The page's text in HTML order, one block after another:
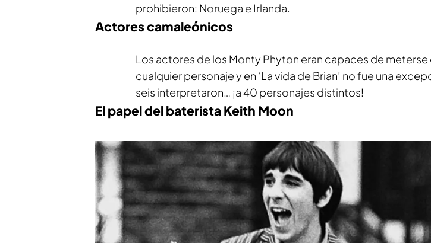
prohibieron: Noruega e Irlanda.
Actores camaleónicos
Los actores de los Monty Phyton eran capaces de meterse
cualquier personaje y en ‘La vida de Brian’ no fue una
seis interpretaron… ¡a 40 personajes distintos!
El papel del baterista Keith Moon